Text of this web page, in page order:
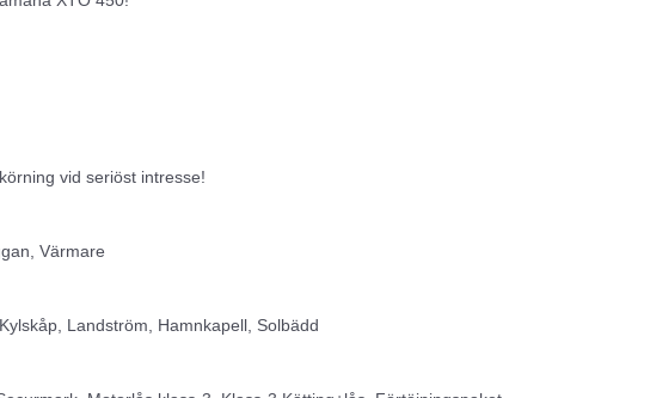
vid seriöst intresse!
Värmare
Landström, Hamnkapell, Solbädd